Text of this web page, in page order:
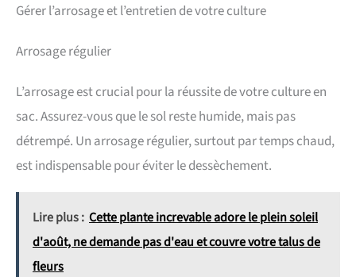
Gérer l’arrosage et l’entretien de votre culture
Arrosage régulier
L’arrosage est crucial pour la réussite de votre culture en
sac. Assurez-vous que le sol reste humide, mais pas
détrempé. Un arrosage régulier, surtout par temps chaud,
est indispensable pour éviter le dessèchement.
Lire plus : Cette plante increvable adore le plein soleil
d'août, ne demande pas d'eau et couvre votre talus de
fleurs